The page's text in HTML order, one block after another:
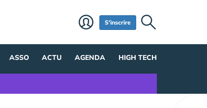
S'inscrire
ASSO ACTU AGENDA HIGH TECH